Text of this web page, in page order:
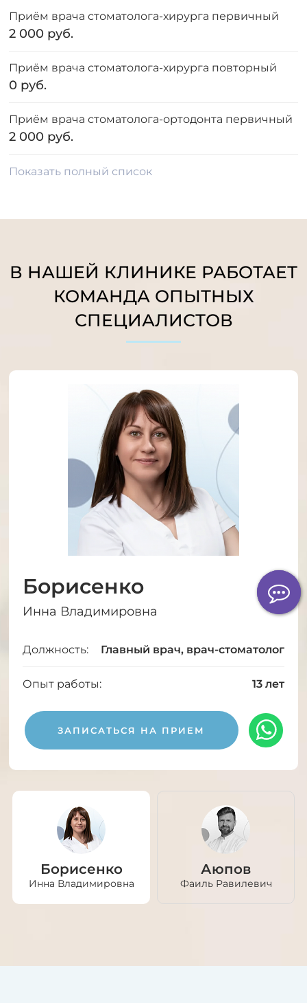
Приём врача стоматолога-хирурга первичный
2 000 руб.
Приём врача стоматолога-хирурга повторный
0 руб.
Приём врача стоматолога-ортодонта первичный
2 000 руб.
Показать полный список
В НАШЕЙ КЛИНИКЕ РАБОТАЕТ
КОМАНДА ОПЫТНЫХ
СПЕЦИАЛИСТОВ
Борисенко
Инна Владимировна
Должность: Главный врач, врач-стоматолог
Опыт работы: 13 лет
ЗАПИСАТЬСЯ НА ПРИЕМ
Борисенко
Инна Владимировна
Аюпов
Фаиль Равилевич